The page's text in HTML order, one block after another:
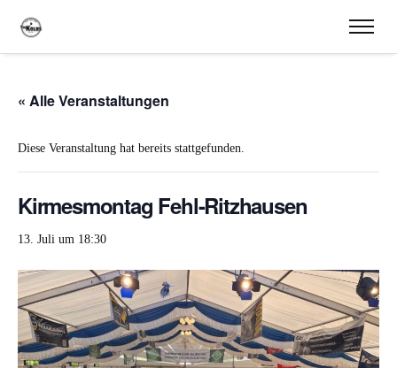
« Alle Veranstaltungen
Diese Veranstaltung hat bereits stattgefunden.
Kirmesmontag Fehl-Ritzhausen
13. Juli um 18:30